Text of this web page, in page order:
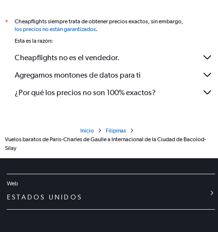
*
Cheapflights siempre trata de obtener precios exactos, sin embargo,
los precios no están garantizados.
Esta es la razón:
Cheapflights no es el vendedor.
Agregamos montones de datos para ti
¿Por qué los precios no son 100% exactos?
Inicio
Filipinas
Vuelos baratos de París-Charles de Gaulle a Internacional de la Ciudad de Bacolod-
Silay
Web
ESTADOS UNIDOS